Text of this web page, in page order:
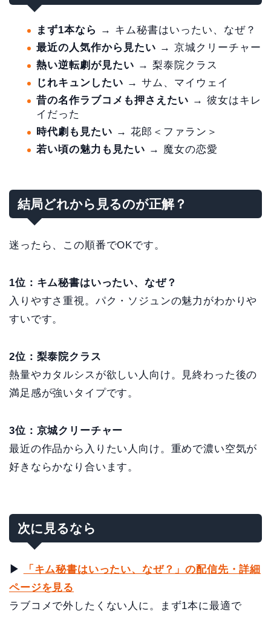
まず1本なら
→ キム秘書はいったい、なぜ？
最近の人気作から見たい → 京城クリーチャー
熱い逆転劇が見たい → 梨泰院クラス
じれキュンしたい → サム、マイウェイ
昔の名作ラブコメも押さえたい → 彼女はキレ
イだった
時代劇も見たい → 花郎＜ファラン＞
若い頃の魅力も見たい → 魔女の恋愛
結局どれから見るのが正解？
迷ったら、この順番でOKです。
1位：キム秘書はいったい、なぜ？
入りやすさ重視。パク・ソジュンの魅力がわかりや
すいです。
2位：梨泰院クラス
熱量やカタルシスが欲しい人向け。見終わった後の
満足感が強いタイプです。
3位：京城クリーチャー
最近の作品から入りたい人向け。重めで濃い空気が
好きならかなり合います。
次に見るなら
▶
「キム秘書はいったい、なぜ？」の配信先・詳細
ページを見る
ラブコメで外したくない人に。まず1本に最適で